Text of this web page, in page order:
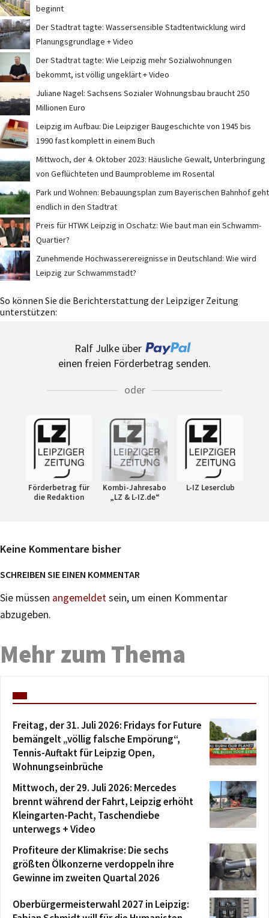
beginnt
Der Stadtrat tagte: Wassersensible Stadtentwicklung wird
Planungsgrundlage + Video
Der Stadtrat tagte: Wie Leipzig mehr Sozialwohnungen
bekommt, ist völlig ungeklärt + Video
Juliane Nagel: Sachsens Sozialer Wohnungsbau braucht 250
Millionen Euro
Leipzig im Aufbau: Die Leipziger Baugeschichte von 1945 bis
1990 fast komplett in einem Buch
Mittwoch, der 4. Oktober 2023: Häusliche Gewalt, Unterbringung
von Geflüchteten und Baumprobleme im Rosental
Park und Wohnen: Bebauungsplan zum Bayerischen Bahnhof geht
endlich in den Stadtrat
Preis für HTWK Leipzig in Oschatz: Wie baut man ein Schwamm-
Quartier?
Zunehmende Hochwasserereignisse in Deutschland: Wie wird
Leipzig zur Schwammstadt?
So können Sie die Berichterstattung der Leipziger Zeitung
unterstützen:
Ralf Julke über
einen freien Förderbetrag senden.
oder
Förderbetrag für
die Redaktion
Kombi-Jahresabo
„LZ & L-IZ.de“
L-IZ Leserclub
Keine Kommentare bisher
SCHREIBEN SIE EINEN KOMMENTAR
Sie müssen angemeldetsein, um einen Kommentar
abzugeben.
Mehr zum Thema
Freitag, der 31. Juli 2026: Fridays for Future
bemängelt „völlig falsche Empörung“,
Tennis-Auftakt für Leipzig Open,
Wohnungseinbrüche
Mittwoch, der 29. Juli 2026: Mercedes
brennt während der Fahrt, Leipzig erhöht
Kleingarten-Pacht, Taschendiebe
unterwegs + Video
Profiteure der Klimakrise: Die sechs
größten Ölkonzerne verdoppeln ihre
Gewinne im zweiten Quartal 2026
Oberbürgermeisterwahl 2027 in Leipzig: